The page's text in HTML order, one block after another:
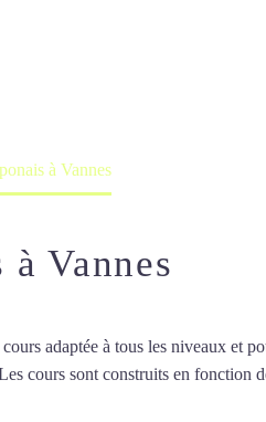
à Vannes
Vannes
adaptée à tous les niveaux et
cours sont construits en fonction